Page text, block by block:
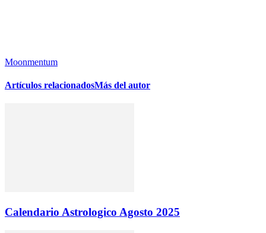
Moonmentum
Artículos relacionadosMás del autor
Calendario Astrologico Agosto 2025